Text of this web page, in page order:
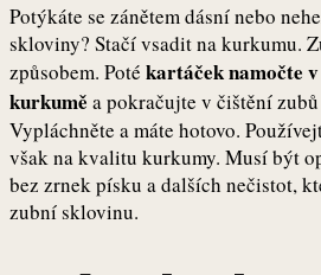
Potýkáte se zánětem dásní nebo
skloviny? Stačí vsadit na kurkumu.
způsobem. Poté kartáček namočte
kurkumě a pokračujte v čištění
Vypláchněte a máte hotovo.
však na kvalitu kurkumy. Musí být
bez zrnek písku a dalších nečistot,
zubní sklovinu.